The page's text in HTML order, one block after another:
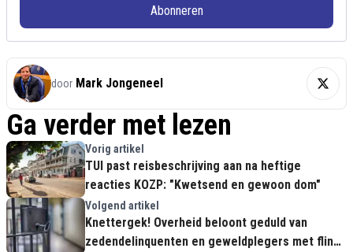
Abonneren
door Mark Jongeneel
Ga verder met lezen
Vorig artikel
TUI past reisbeschrijving aan na heftige
reacties KOZP: "Kwetsend en gewoon dom"
Volgend artikel
Knettergek! Overheid beloont geduld van
zedendelinquenten en geweldplegers met flinke